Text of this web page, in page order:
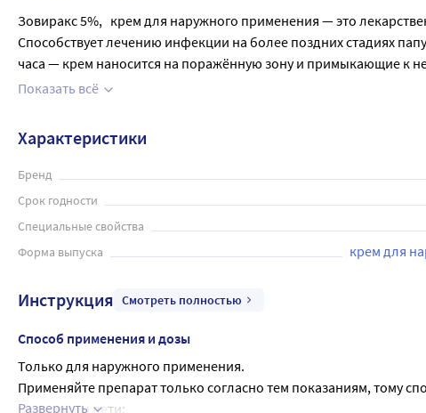
Зовиракс 5%,   крем для наружного применения — это
Способствует лечению инфекции на более поздних стадиях
часа — крем наносится на поражённую зону и примыкающие к
рекомендуется проконсультироваться с врачом.
Показать всё
Характеристики
Бренд
Срок годности
Специальные свойства
Форма выпуска крем для
Инструкция Смотреть полностью
Способ применения и дозы
Только для наружного применения.
Применяйте препарат только согласно тем показаниям, тому
Взрослые и дети:
Развернуть